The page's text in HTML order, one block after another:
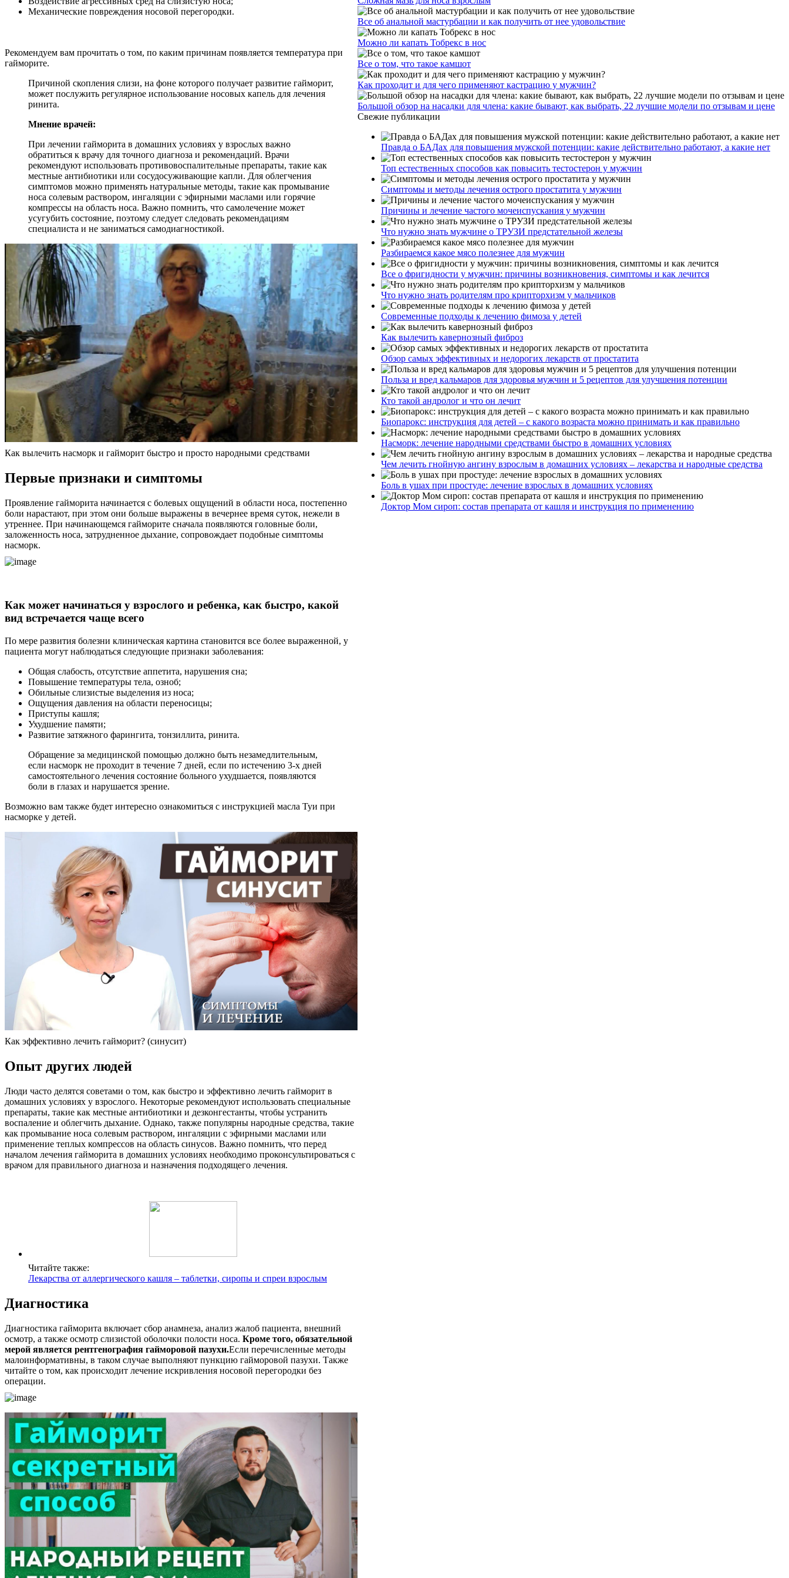
Механические повреждения носовой перегородки.
Рекомендуем вам прочитать о том, по каким причинам появляется температура при
гайморите.
Причиной скопления слизи, на фоне которого получает развитие гайморит,
может послужить регулярное использование носовых капель для лечения
ринита.
Мнение врачей:
При лечении гайморита в домашних условиях у взрослых важно
обратиться к врачу для точного диагноза и рекомендаций. Врачи
рекомендуют использовать противовоспалительные препараты, такие как
местные антибиотики или сосудосуживающие капли. Для облегчения
симптомов можно применять натуральные методы, такие как промывание
носа солевым раствором, ингаляции с эфирными маслами или горячие
компрессы на область носа. Важно помнить, что самолечение может
усугубить состояние, поэтому следует следовать рекомендациям
специалиста и не заниматься самодиагностикой.
Как вылечить насморк и гайморит быстро и просто народными средствами
Первые признаки и симптомы
Проявление гайморита начинается с болевых ощущений в области носа, постепенно
боли нарастают, при этом они больше выражены в вечернее время суток, нежели в
утреннее. При начинающемся гайморите сначала появляются головные боли,
заложенность носа, затрудненное дыхание, сопровождает подобные симптомы
насморк.
Как может начинаться у взрослого и ребенка, как быстро, какой
вид встречается чаще всего
По мере развития болезни клиническая картина становится все более выраженной, у
пациента могут наблюдаться следующие признаки заболевания:
Общая слабость, отсутствие аппетита, нарушения сна;
Повышение температуры тела, озноб;
Обильные слизистые выделения из носа;
Ощущения давления на области переносицы;
Приступы кашля;
Ухудшение памяти;
Развитие затяжного фарингита, тонзиллита, ринита.
Обращение за медицинской помощью должно быть незамедлительным,
если насморк не проходит в течение 7 дней, если по истечению 3-х дней
самостоятельного лечения состояние больного ухудшается, появляются
боли в глазах и нарушается зрение.
Возможно вам также будет интересно ознакомиться с инструкцией масла Туи при
насморке у детей.
Как эффективно лечить гайморит? (синусит)
Опыт других людей
Люди часто делятся советами о том, как быстро и эффективно лечить гайморит в
домашних условиях у взрослого. Некоторые рекомендуют использовать специальные
препараты, такие как местные антибиотики и дезконгестанты, чтобы устранить
воспаление и облегчить дыхание. Однако, также популярны народные средства, такие
как промывание носа солевым раствором, ингаляции с эфирными маслами или
применение теплых компрессов на область синусов. Важно помнить, что перед
началом лечения гайморита в домашних условиях необходимо проконсультироваться с
врачом для правильного диагноза и назначения подходящего лечения.
Читайте также:
Лекарства от аллергического кашля – таблетки, сиропы и спреи взрослым
Диагностика
Диагностика гайморита включает сбор анамнеза, анализ жалоб пациента, внешний
осмотр, а также осмотр слизистой оболочки полости носа. Кроме того, обязательной
мерой является рентгенография гайморовой пазухи.Если перечисленные методы
малоинформативны, в таком случае выполняют пункцию гайморовой пазухи. Также
читайте о том, как происходит лечение искривления носовой перегородки без
операции.
Все об анальной мастурбации и как получить от нее удовольствие
Можно ли капать Тобрекс в нос
Все о том, что такое камшот
Как проходит и для чего применяют кастрацию у мужчин?
Большой обзор на насадки для члена: какие бывают, как выбрать, 22 лучшие модели по отзывам и цене
Свежие публикации
Правда о БАДах для повышения мужской потенции: какие действительно работают, а какие нет
Топ естественных способов как повысить тестостерон у мужчин
Симптомы и методы лечения острого простатита у мужчин
Причины и лечение частого мочеиспускания у мужчин
Что нужно знать мужчине о ТРУЗИ предстательной железы
Разбираемся какое мясо полезнее для мужчин
Все о фригидности у мужчин: причины возникновения, симптомы и как лечится
Что нужно знать родителям про крипторхизм у мальчиков
Современные подходы к лечению фимоза у детей
Как вылечить кавернозный фиброз
Обзор самых эффективных и недорогих лекарств от простатита
Польза и вред кальмаров для здоровья мужчин и 5 рецептов для улучшения потенции
Кто такой андролог и что он лечит
Биопарокс: инструкция для детей – с какого возраста можно принимать и как правильно
Насморк: лечение народными средствами быстро в домашних условиях
Чем лечить гнойную ангину взрослым в домашних условиях – лекарства и народные средства
Боль в ушах при простуде: лечение взрослых в домашних условиях
Доктор Мом сироп: состав препарата от кашля и инструкция по применению